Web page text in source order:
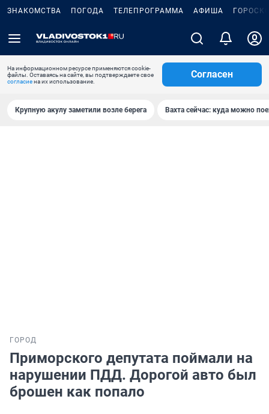
ЗНАКОМСТВА ПОГОДА ТЕЛЕПРОГРАММА АФИША
На информационном ресурсе применяются cookie-
файлы. Оставаясь на сайте, вы подтверждаете свое
согласиена их использование.
Согласен
Крупную акулу заметили возле берега Вахта сейчас: куда можно
ГОРОД
Приморского депутата поймали на
нарушении ПДД. Дорогой авто был
брошен как попало